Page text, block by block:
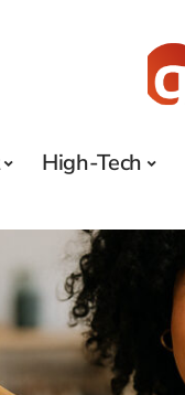
High-Tech